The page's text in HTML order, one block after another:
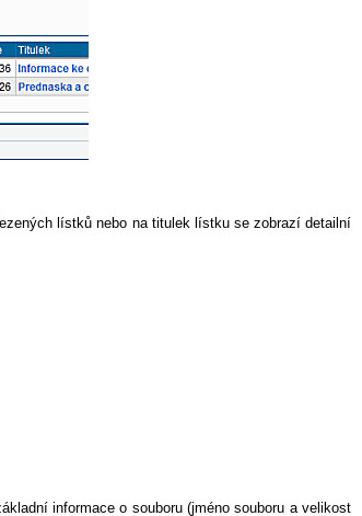
lístků nebo na titulek lístku se zobrazí detailní
informace o souboru (jméno souboru a velikost